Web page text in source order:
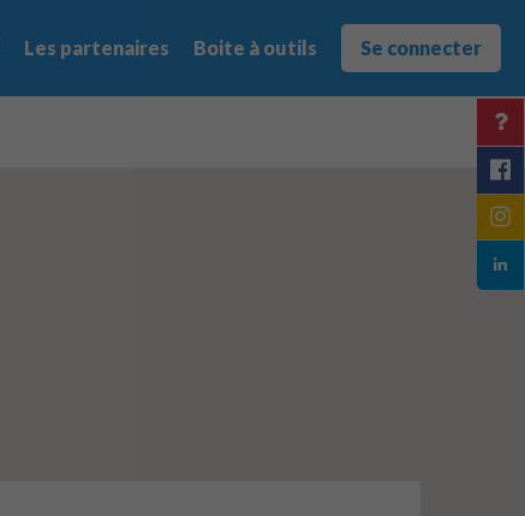
Les partenaires Boite à outils Se connecter